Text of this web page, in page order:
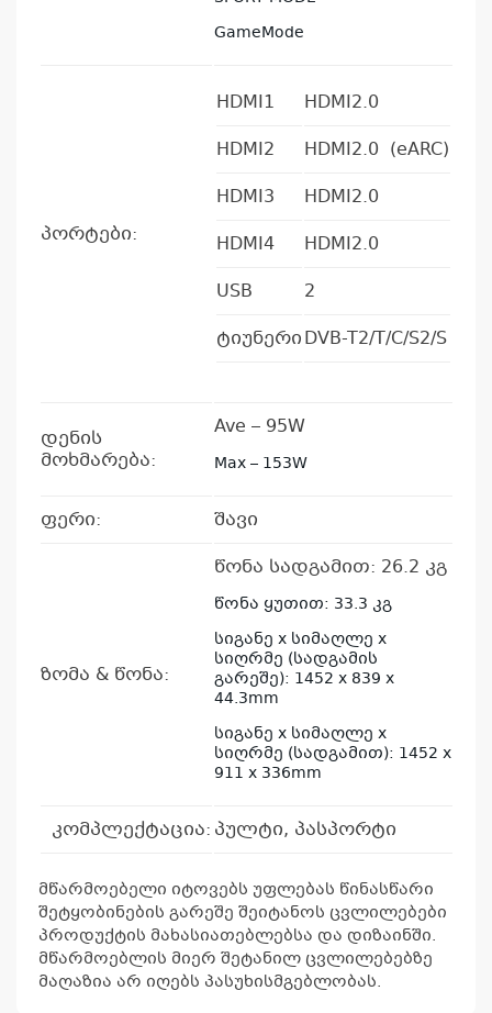
GameMode
პორტები:
HDMI1
HDMI2.0
HDMI2
HDMI2.0 (eARC)
HDMI3
HDMI2.0
HDMI4
HDMI2.0
USB
2
ტიუნერიDVB-T2/T/C/S2/S
დენის
მოხმარება:
Ave – 95W
Max – 153W
ფერი: შავი
ზომა & წონა:
წონა სადგამით: 26.2 კგ
წონა ყუთით: 33.3 კგ
სიგანე x სიმაღლე x
სიღრმე (სადგამის
გარეშე): 1452 x 839 x
44.3mm
სიგანე x სიმაღლე x
სიღრმე (სადგამით): 1452 x
911 x 336mm
კომპლექტაცია: პულტი, პასპორტი
მწარმოებელი იტოვებს უფლებას წინასწარი
შეტყობინების გარეშე შეიტანოს ცვლილებები
პროდუქტის მახასიათებლებსა და დიზაინში.
მწარმოებლის მიერ შეტანილ ცვლილებებზე
მაღაზია არ იღებს პასუხისმგებლობას.